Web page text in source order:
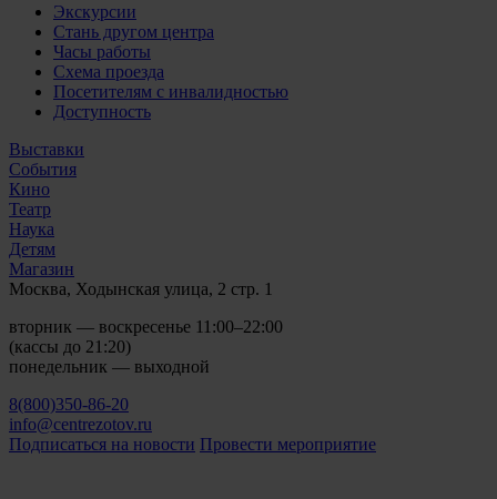
Экскурсии
Стань другом центра
Часы работы
Схема проезда
Посетителям с инвалидностью
Доступность
Выставки
События
Кино
Театр
Наука
Детям
Магазин
Москва, Ходынская улица, 2 стр. 1
вторник — воскресенье 11:00–22:00
(кассы до 21:20)
понедельник — выходной
8(800)350-86-20
info@centrezotov.ru
Подписаться на новости Провести мероприятие